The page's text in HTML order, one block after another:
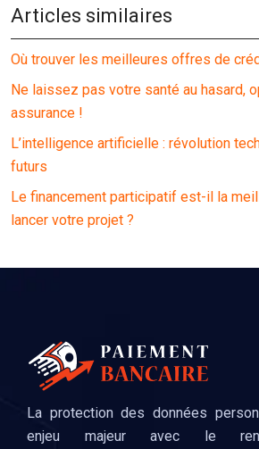
Articles similaires
Où trouver les meilleures offres de
Ne laissez pas votre santé au hasard,
assurance !
L’intelligence artificielle : révolution
futurs
Le financement participatif est-il la
lancer votre projet ?
La protection des données
enjeu majeur avec le